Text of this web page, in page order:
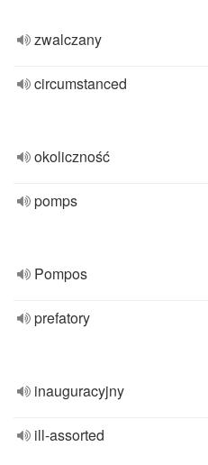
zwalczany
circumstanced
okoliczność
pomps
Pompos
prefatory
inauguracyjny
ill-assorted